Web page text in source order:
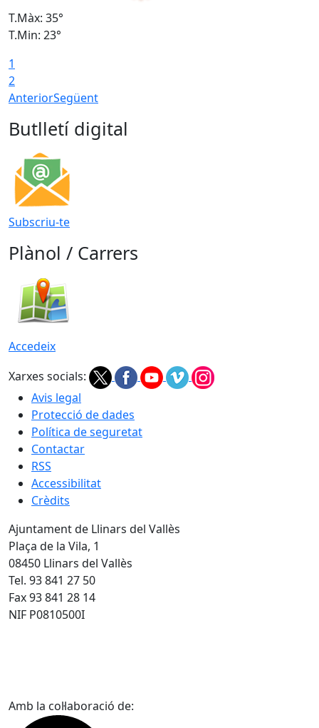
T.Màx: 35°
T.Min: 23°
1
2
AnteriorSegüent
Butlletí digital
Subscriu-te
Plànol / Carrers
Accedeix
Xarxes socials:
Avis legal
Protecció de dades
Política de seguretat
Contactar
RSS
Accessibilitat
Crèdits
Ajuntament de Llinars del Vallès
Plaça de la Vila, 1
08450 Llinars del Vallès
Tel. 93 841 27 50
Fax 93 841 28 14
NIF P0810500I
Amb la col·laboració de: